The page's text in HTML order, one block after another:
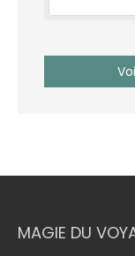
MAGIE DU